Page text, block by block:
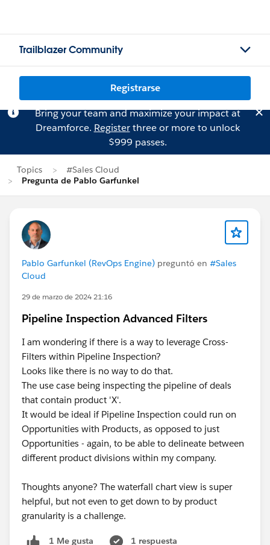
Trailblazer Community
Registrarse
Bring your team and maximize your impact at
Dreamforce. Registerthree or more to unlock
$999 passes.
Topics
#Sales Cloud
Pregunta de Pablo Garfunkel
Pablo Garfunkel (RevOps Engine) preguntó en #Sales
Cloud
29 de marzo de 2024 21:16
Pipeline Inspection Advanced Filters
I am wondering if there is a way to leverage Cross-
Filters within Pipeline Inspection?
Looks like there is no way to do that.
The use case being inspecting the pipeline of deals
that contain product 'X'.
It would be ideal if Pipeline Inspection could run on
Opportunities with Products, as opposed to just
Opportunities - again, to be able to delineate between
different product divisions within my company.
Thoughts anyone? The waterfall chart view is super
helpful, but not even to get down to by product
granularity is a challenge.
1 Me gusta
1 respuesta